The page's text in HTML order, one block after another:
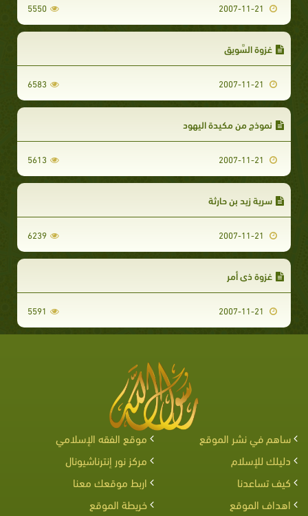
5550
غزوة السَّوِيق
6583
نموذج من مكيدة اليهود‏‏
5613
سرية زيد بن حارثة
6239
غزوة ذي أمر
5591
ساهم في نشر الموقع
موقع الفقه الإسلامي
دليلك للإسلام
مركز نور إنترناشيونال
كيف تساعدنا
اربط موقعك معنا
اهداف الموقع
خريطة الموقع